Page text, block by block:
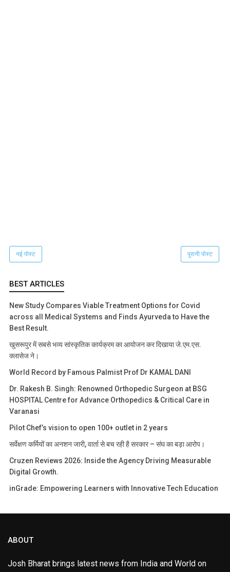
नई पोस्ट पुरानी पोस्ट
BEST ARTICLES
New Study Compares Viable Treatment Options for Covid
across all Medical Systems and Finds Ayurveda to Have the
Best Result.
खुसरूपुर में सबसे भव्य सांस्कृतिक कार्यक्रम का आयोजन कर दिखाया जे.एम.एस.
क्लासेज ने।
World Record by Famous Palmist Prof Dr KAMAL DANI
Dr. Rakesh B. Singh: Renowned Orthopedic Surgeon at BSG
HOSPITAL Centre for Advance Orthopedics & Critical Care in
Varanasi
Pilot Chef’s vision to open 100+ outlet in 2 years
सर्वेक्षण कर्मियों का अनशन जारी, वार्ता से बच रही है सरकार – संघ का बड़ा आरोप।
Cruzen Reviews 2026: Inside the Agency Driving Measurable
Digital Growth.
inGrade: Empowering Learners with Innovative Tech Education
ABOUT
Josh Bharat brings latest news from India and World on